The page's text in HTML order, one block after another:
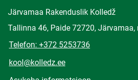
Järvamaa Rakenduslik Kolledž
Tallinna 46, Paide 72720, Järvamaa,
Telefon: +372 5253736
kool@kolledz.ee